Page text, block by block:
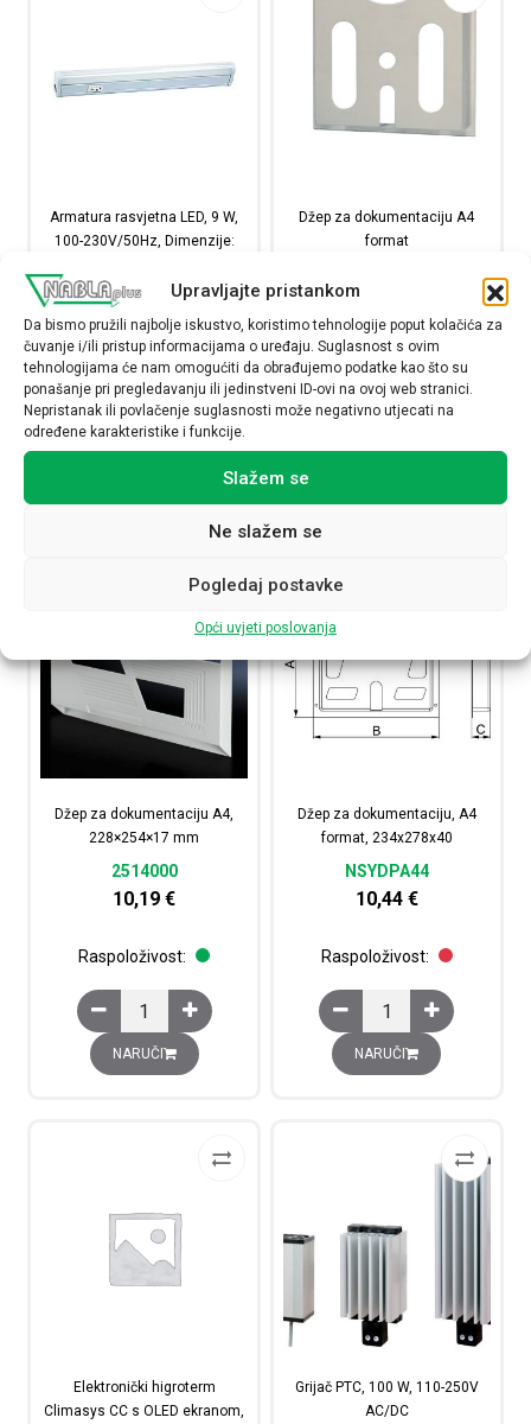
Upravljajte pristankom
Da bismo pružili najbolje iskustvo, koristimo tehnologije poput kolačića za
čuvanje i/ili pristup informacijama o uređaju. Suglasnost s ovim
tehnologijama će nam omogućiti da obrađujemo podatke kao što su
ponašanje pri pregledavanju ili jedinstveni ID-ovi na ovoj web stranici.
Nepristanak ili povlačenje suglasnosti može negativno utjecati na
određene karakteristike i funkcije.
Slažem se
Ne slažem se
Pogledaj postavke
Opći uvjeti poslovanja
Armatura rasvjetna LED, 9 W,
100-230V/50Hz, Dimenzije:
LL49W-100-230V
26,87€
Raspoloživost:
Armatura rasvjetna LED, 9 W, 100-230V/50Hz,
Džep za dokumentaciju A4
format
Raspoloživost:
Džep za dokumentaciju A4,
228×254×17 mm
2514000
10,19€
Raspoloživost:
Džep za dokumentaciju A4, 228×254×17 mm količina
NARUČI
Džep za dokumentaciju, A4
format, 234x278x40
NSYDPA44
10,44 €
Raspoloživost:
Džep za
NARUČI
Elektronički higroterm
Climasys CC s OLED ekranom,
Grijač PTC, 100 W, 110-250V
AC/DC